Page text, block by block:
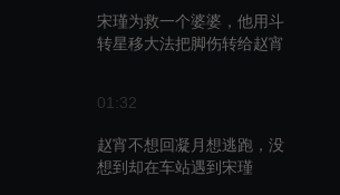
宋瑾为救一个婆婆，他用斗
转星移大法把脚伤转给赵宵
01:32
赵宵不想回凝月想逃跑，没
想到却在车站遇到宋瑾